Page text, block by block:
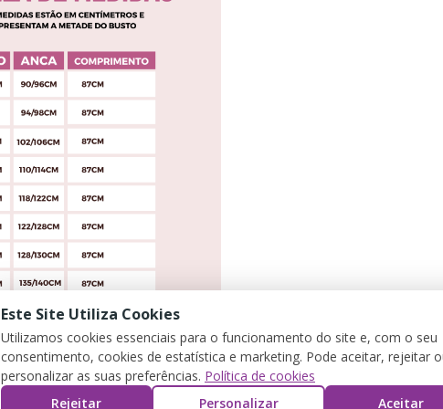
Este Site Utiliza Cookies
Utilizamos cookies essenciais para o funcionamento do site e, com o seu
consentimento, cookies de estatística e marketing. Pode aceitar, rejeitar
personalizar as suas preferências. Política de cookies
Rejeitar
Personalizar Aceitar